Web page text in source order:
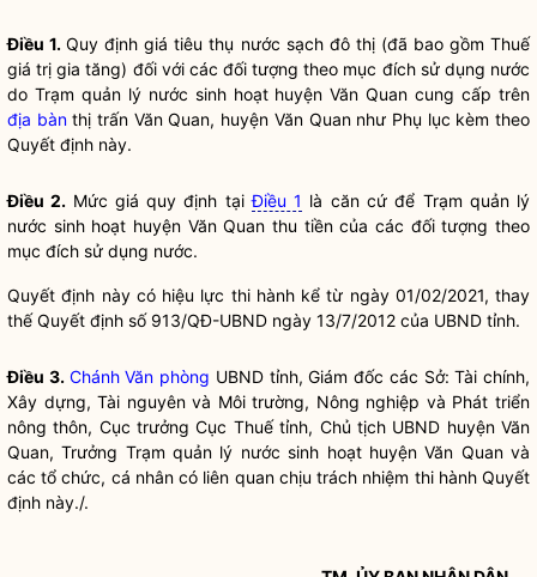
Điều 1.Quy định giá tiêu thụ nước sạch đô thị (đã bao gồm Thuế
giá trị gia tăng) đối với các đối tượng theo mục đích sử dụng nước
do Trạm quản lý nước sinh hoạt huyện Văn Quan cung cấp trên
địa bànthị trấn Văn Quan, huyện Văn Quan như Phụ lục kèm theo
Quyết định này.
Điều 2. Mức giá quy định tạiĐiều 1 là căn cứ để Trạm quản lý
nước sinh hoạt huyện Văn Quan thu tiền của các đối tượng theo
mục đích sử dụng nước.
Quyết định này có hiệu lực thi hành kể từ ngày 01/02/2021, thay
thế Quyết định số 913/QĐ-UBND ngày 13/7/2012 của UBND tỉnh.
Điều 3. Chánh Văn phòng UBND tỉnh, Giám đốc các Sở: Tài chính,
Xây dựng, Tài nguyên và Môi trường, Nông nghiệp và Phát triển
nông thôn, Cục trưởng Cục Thuế tỉnh, Chủ tịch UBND huyện Văn
Quan, Trưởng Trạm quản lý nước sinh hoạt huyện Văn Quan và
các tổ chức, cá nhân có liên quan chịu trách nhiệm thi hành Quyết
định này./.